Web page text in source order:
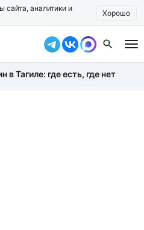
аналитики и
Хорошо
в Тагиле: где есть, где нет